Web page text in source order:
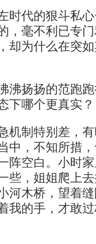
代的狠斗私心
，毫不利已专
却为什么在突
扬扬的范跑跑
下哪个更真实？
制特别差，有
中，不知所措
阵空白。小时
些，姐姐爬上
河木桥，望着
我的手，才敢